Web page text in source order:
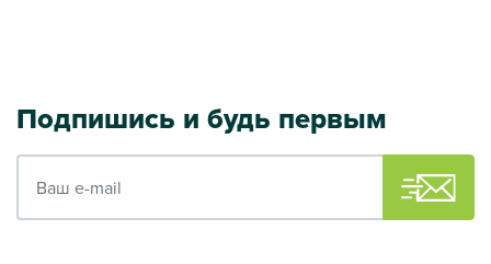
Подпишись и будь первым